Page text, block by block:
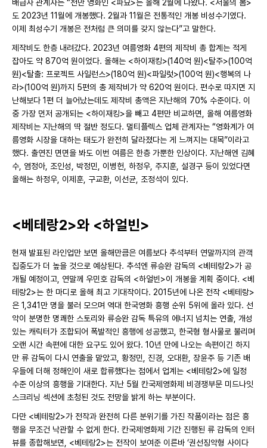
배급사 관계자는 “천만 영화인 <파묘>는 올해 2월에 나왔다. <서울의 봄>
도 2023년 11월에 개봉했다. 2월과 11월은 전통적인 개봉 비성수기였다.
이제 최성수기 개봉은 전처럼 큰 의미를 갖지 않는다”고 말한다.
제작비도 한층 내려갔다. 2023년 여름영화 4편의 제작비 총 합계는 적게
잡아도 약 870억 원이었다. 올해는 <하이재킹>(140억 원)<탈주>(100억
원)<탈출: 프로젝트 사일런스>(180억 원)<파일럿>(100억 원)<행복의 나
라>(100억 원)까지 5편의 총 제작비가 약 620억 원이다. 편수로 따지면 지
난해보다 1편 더 늘어났는데도 제작비 총액은 지난해의 70% 수준이다. 이
중 가장 먼저 공개되는 <하이재킹>을 빼고 4편만 비교하면, 올해 여름영화
제작비는 지난해의 딱 절반 정도다. 멀티플렉스 업체 관계자는 “영화계가 여
름영화 시장을 대하는 태도가 완전히 달라졌다는 게 느껴지는 대목”이라고
했다. 출연진 면면을 봐도 이번 여름은 한층 가뿐한 인상이다. 지난해엔 김혜
수, 염정아, 조인성, 박정민, 이병헌, 하정우, 주지훈, 설경구 등이 있었다면
올해는 하정우, 이제훈, 구교환, 이선균, 조정석이 있다.
<베테랑2>와 <하얼빈>
현재 발표된 라인업만 보면 올해만큼은 여름보다 추석부터 연말까지의 관객
집중도가 더 높을 것으로 예상된다. 추석엔 류승완 감독의 <베테랑2>가 공
개될 예정이고, 연말께 우민호 감독의 <하얼빈>이 개봉을 계획 중이다. <베
테랑2>는 한 마디로 올해 최고 기대작이다. 2015년에 나온 전작 <베테랑>
은 1,341만 명을 불러 모으며 역대 한국영화 흥행 순위 5위에 올라 있다. 선
악이 분명한 명쾌한 스토리와 류승완 감독 특유의 에너지 넘치는 연출, 개성
있는 캐릭터가 조합되어 폭발적인 흥행에 성공했고, 한국형 형사물로 불리며
오랜 시간 속편에 대한 요구도 있어 왔다. 10년 만에 나오는 속편이긴 하지
만 류 감독이 다시 연출을 맡았고, 황정민, 진경, 오대환, 장윤주 등 기존 배
우들에 더해 정해인이 새로 합류했다는 점에서 업계는 <베테랑2>에 일정
수준 이상의 흥행을 기대한다. 지난 5월 칸국제영화제 비경쟁부문 미드나잇
스크리닝 섹션에 초청된 것도 전망을 밝게 하는 부분이다.
다만 <베테랑2>가 전작과 완전히 다른 분위기를 가진 작품이라는 점은 흥
행을 무조건 낙관할 수 없게 한다. 칸국제영화제 기간 진행된 류 감독의 인터
뷰를 종합해보면, <베테랑2>는 전작이 보여준 이른바 ‘권선징악형 사이다